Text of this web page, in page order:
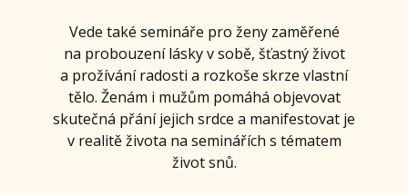
Vede také semináře pro ženy zaměřené
na probouzení lásky v sobě, šťastný život
a prožívání radosti a rozkoše skrze vlastní
tělo. Ženám i mužům pomáhá objevovat
skutečná přání jejich srdce a manifestovat je
v realitě života na seminářích s tématem
život snů.